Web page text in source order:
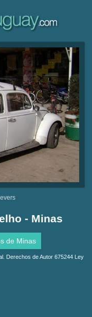
- Minas
de Minas
Derechos de Autor 675244 Ley